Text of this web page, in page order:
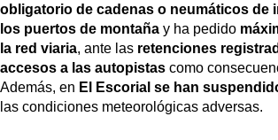
obligatorio de cadenas o neumáticos de
los puertos de montaña y ha pedido
la red viaria, ante las retenciones
accesos a las autopistas como
Además, en El Escorial se han
las condiciones meteorológicas adversas.